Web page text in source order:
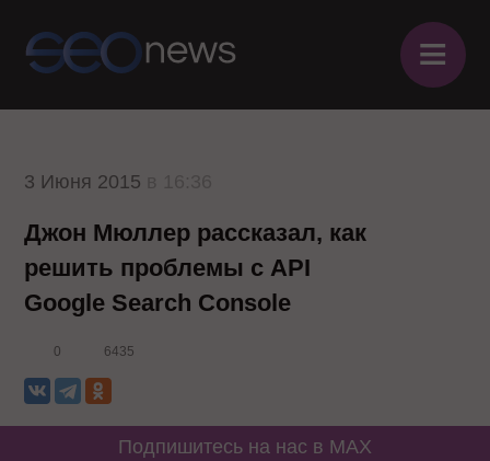
≡
3 Июня 2015
Джон Мюллер рассказал, как
решить проблемы с API
Google Search Console
0 6435
Подпишитесь на нас в MAX